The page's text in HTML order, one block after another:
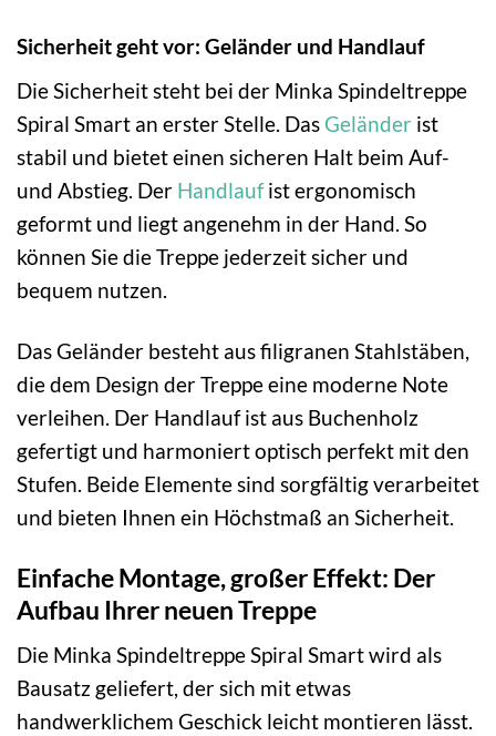
Sicherheit geht vor: Geländer und Handlauf
Die Sicherheit steht bei der Minka Spindeltreppe
Spiral Smart an erster Stelle. Das Geländer ist
stabil und bietet einen sicheren Halt beim Auf-
und Abstieg. Der Handlaufist ergonomisch
geformt und liegt angenehm in der Hand. So
können Sie die Treppe jederzeit sicher und
bequem nutzen.
Das Geländer besteht aus filigranen Stahlstäben,
die dem Design der Treppe eine moderne Note
verleihen. Der Handlauf ist aus Buchenholz
gefertigt und harmoniert optisch perfekt mit den
Stufen. Beide Elemente sind sorgfältig verarbeitet
und bieten Ihnen ein Höchstmaß an Sicherheit.
Einfache Montage, großer Effekt: Der
Aufbau Ihrer neuen Treppe
Die Minka Spindeltreppe Spiral Smart wird als
Bausatz geliefert, der sich mit etwas
handwerklichem Geschick leicht montieren lässt.